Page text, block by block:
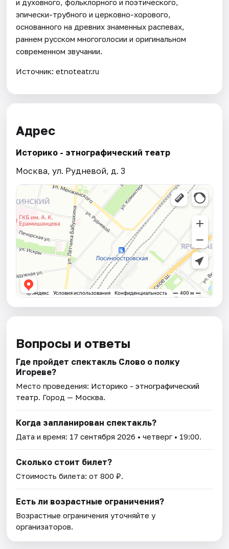
и духовного, фольклорного и поэтического,
эпически-трубного и церковно-хорового,
основанного на древних знаменных распевах,
раннем русском многоголосии и оригинальном
современном звучании.
Источник: etnoteatr.ru
Адрес
Историко - этнографический театр
Москва, ул. Рудневой, д. 3
Вопросы и ответы
Где пройдет спектакль Слово о полку
Игореве?
Место проведения: Историко - этнографический
театр. Город — Москва.
Когда запланирован спектакль?
Дата и время: 17 сентября 2026 • четверг • 19:00.
Сколько стоит билет?
Стоимость билета: от 800 ₽.
Есть ли возрастные ограничения?
Возрастные ограничения уточняйте у
организаторов.